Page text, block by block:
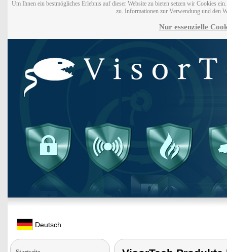
Um Ihnen ein bestmögliches Erlebnis auf dieser Website zu bieten setzen wir Cookies
zu. Informationen zur Verwendung und den
Nur essenzielle
Deutsch